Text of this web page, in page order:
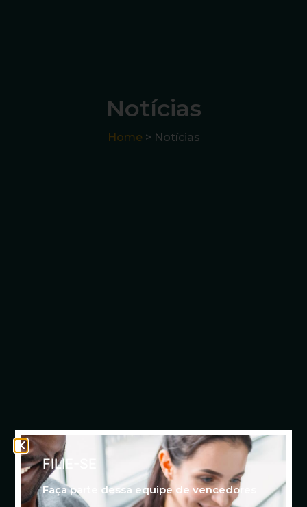
Notícias
Home > Notícias
FILIE-SE
Faça parte dessa equipe de vencedores